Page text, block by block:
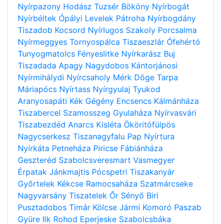
Nyírpazony Hodász Tuzsér Bököny Nyírbogát
Nyírbéltek Ópályi Levelek Pátroha Nyírbogdány
Tiszadob Kocsord Nyírlugos Szakoly Porcsalma
Nyírmeggyes Tornyospálca Tiszaeszlár Ófehértó
Tunyogmatolcs Fényeslitke Nyírkarász Buj
Tiszadada Apagy Nagydobos Kántorjánosi
Nyírmihálydi Nyírcsaholy Mérk Döge Tarpa
Máriapócs Nyírtass Nyírgyulaj Tyukod
Aranyosapáti Kék Gégény Encsencs Kálmánháza
Tiszabercel Szamosszeg Gyulaháza Nyírvasvári
Tiszabezdéd Anarcs Kisléta Ököritófülpös
Nagycserkesz Tiszanagyfalu Pap Nyírtura
Nyírkáta Petneháza Piricse Fábiánháza
Geszteréd Szabolcsveresmart Vasmegyer
Érpatak Jánkmajtis Pócspetri Tiszakanyár
Győrtelek Kékcse Ramocsaháza Szatmárcseke
Nagyvarsány Tiszatelek Őr Sényő Biri
Pusztadobos Timár Kölcse Jármi Komoró Paszab
Gyüre Ilk Rohod Eperjeske Szabolcsbáka